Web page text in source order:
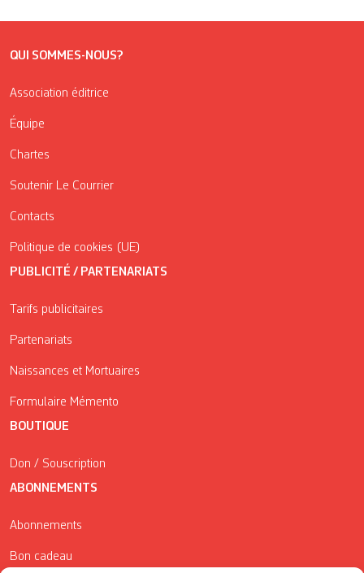
QUI SOMMES-NOUS?
Association éditrice
Équipe
Chartes
Soutenir Le Courrier
Contacts
Politique de cookies (UE)
PUBLICITÉ / PARTENARIATS
Tarifs publicitaires
Partenariats
Naissances et Mortuaires
Formulaire Mémento
BOUTIQUE
Don / Souscription
ABONNEMENTS
Abonnements
Bon cadeau